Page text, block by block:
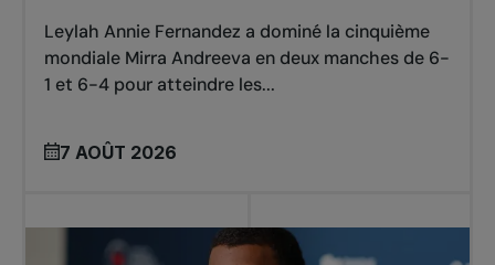
Leylah Annie Fernandez a dominé la cinquième
mondiale Mirra Andreeva en deux manches de 6-
1 et 6-4 pour atteindre les...
7 AOÛT 2026